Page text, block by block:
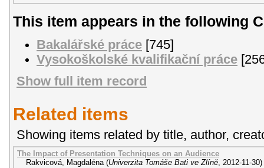
This item appears in the following
Bakalářské práce [745]
Vysokoškolské kvalifikační práce
Show full item record
Related items
Showing items related by title, author,
The Impact of Presentation Techniques on an Audience
Rakvicová, Magdaléna (Univerzita Tomáše Bati ve Zlíně, 2012-11-30)